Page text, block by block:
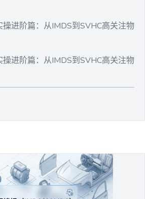
操进阶篇：从IMDS到SVHC高关注物
操进阶篇：从IMDS到SVHC高关注物